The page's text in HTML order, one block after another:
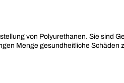
von Polyurethanen. Sie sind
Menge gesundheitliche